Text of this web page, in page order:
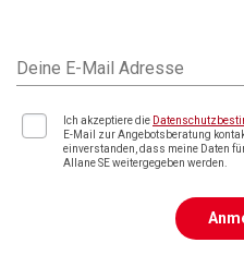
Deine E-Mail Adresse
Ich akzeptiere die
E-Mail zur Angebotsberatung
einverstanden, dass meine Daten
Allane SE weitergegeben werden.